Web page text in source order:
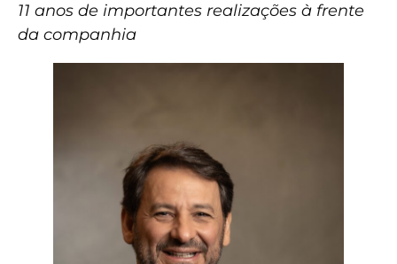
11 anos de importantes realizações à frente
da companhia